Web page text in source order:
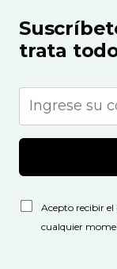
trata
Acepto recibir el
cualquier